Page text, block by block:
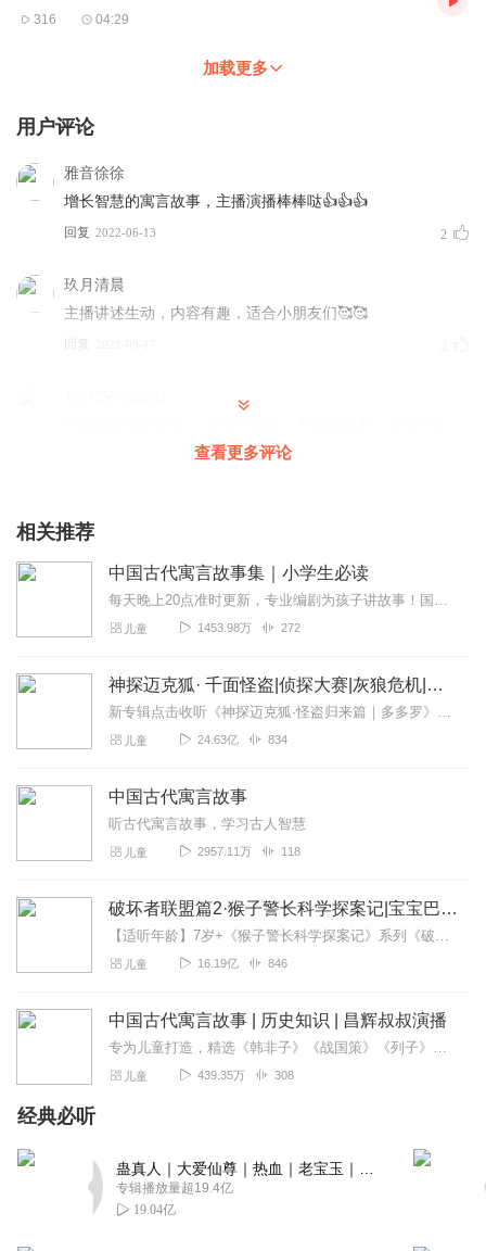
316 04:29
加载更多
用户评论
雅音徐徐
增长智慧的寓言故事，主播演播棒棒哒👍👍👍
回复 2022-06-13 2
玖月清晨
主播讲述生动，内容有趣，适合小朋友们🥰🥰
回复
识，太赞了。 收听这一个就够了。感谢主播用心
我努力奋斗吧呜呜
可以可以，我特爱听，讲的真好
2022-07-03
声音好听！清朗有磁性！
2024-01-19
查看更多评论
相关推荐
中国古代寓言故事集｜小学生必读
每天晚上20点准时更新，专业编剧为孩子讲故事！国学的启蒙，首先应该是文化的启蒙和共鸣。随着教育体质改革，“大语文”已经是拉开孩子差距的最大考点，临时抱佛脚已经无...
儿童 1453.98万 272
神探迈克狐· 千面怪盗|侦探大赛|灰狼危机|多多罗
新专辑点击收听《神探迈克狐·怪盗归来篇｜多多罗》！！！>>>点击进入主播橱窗购买《神探迈克狐》系列图书吧!<<<多多罗故事【点击前往】收听多多罗其他好玩有趣的故...
儿童 24.63亿 834
中国古代寓言故事
听古代寓言故事，学习古人智慧
儿童 2957.11万 118
破坏者联盟篇2·猴子警长科学探案记|宝宝巴士故事
【适听年龄】7岁+《猴子警长科学探案记》系列《破坏者联盟篇1·猴子警长科学探案记》>>>《破坏者联盟篇2·猴子警长科学探案记》>>>《破坏者联盟篇3·猴子警长科...
儿童 16.19亿 846
中国古代寓言故事 | 历史知识 | 昌辉叔叔演播
专为儿童打造，精选《韩非子》《战国策》《列子》等经典典籍中流传千年的权威寓言，涵盖《滥竽充数》《田忌赛马》《刻舟求剑》《愚公移山》等数十篇传世名篇。内容聚焦孩子...
儿童 439.35万 308
经典必听
专辑播放量超19.4亿
19.04亿